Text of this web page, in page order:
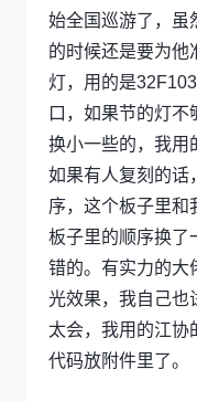
始全国巡游了，虽
的时候还是要为他
灯，用的是
口，如果节的灯不
换小一些的，我用
如果有人复刻的话
序，这个板子里和
板子里的顺序换了
错的。有实力的大
光效果，我自己也
太会，我用的江协
代码放附件里了。